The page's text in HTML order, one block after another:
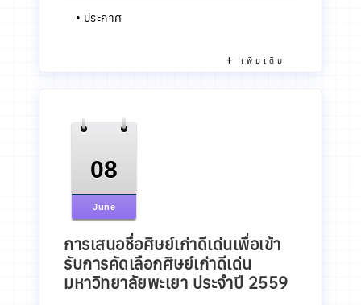
• ประกาศ
เพิ่มเติม
08
June
การเสนอชื่อศิษย์เก่าดีเด่นเพื่อเข้า
รับการคัดเลือกศิษย์เก่าดีเด่น
มหาวิทยาลัยพะเยา ประจำปี 2559